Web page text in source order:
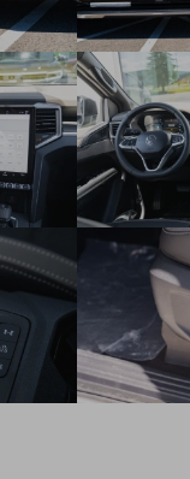
"Aventura"
stredovej
osvetlená a
II"